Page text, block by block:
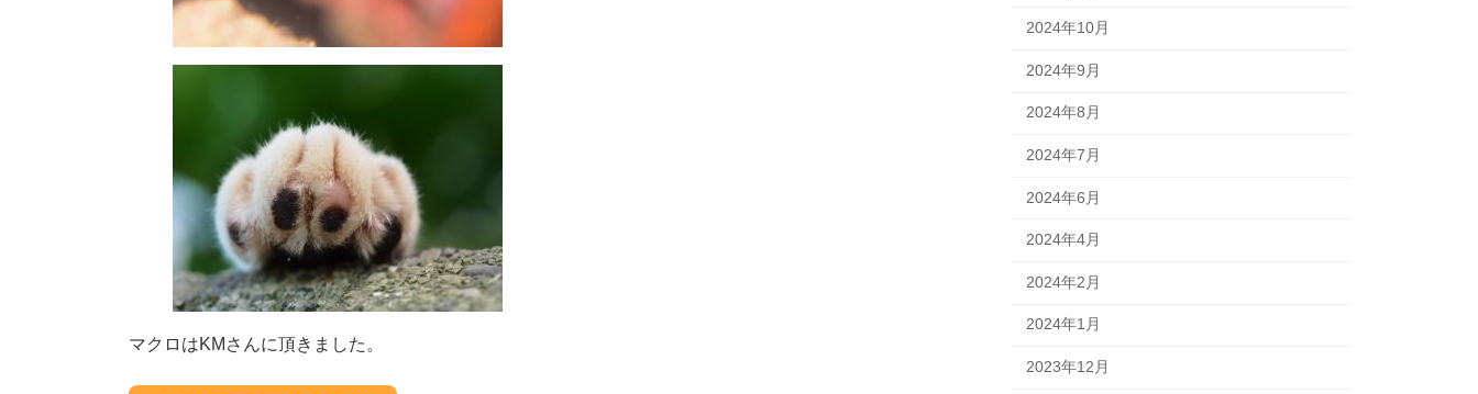
マクロはKMさんに頂きました。
2024年10月
2024年9月
2024年8月
2024年7月
2024年6月
2024年4月
2024年2月
2024年1月
2023年12月